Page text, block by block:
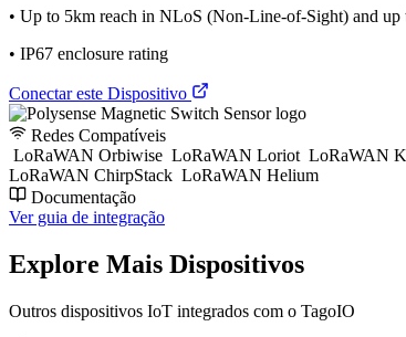
• Up to 5km reach in NLoS (Non-Line-of-Sight) and
• IP67 enclosure rating
Conectar este Dispositivo
Redes Compatíveis
LoRaWAN Orbiwise LoRaWAN Loriot LoRaWAN
LoRaWAN ChirpStack LoRaWAN Helium
Documentação
Ver guia de integração
Explore Mais Dispositivos
Outros dispositivos IoT integrados com o TagoIO